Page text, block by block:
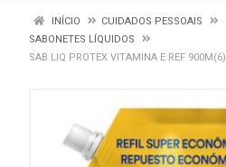
INÍCIO
CUIDADOS PESSOAIS
SABONETES LÍQUIDOS
SAB LIQ PROTEX VITAMINA E REF 900M(6)